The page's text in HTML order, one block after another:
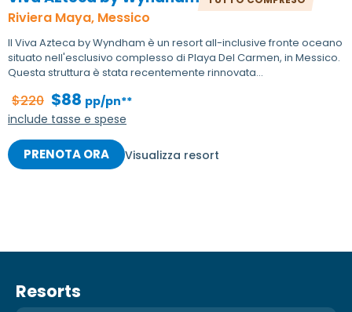
Riviera Maya, Messico
Il Viva Azteca by Wyndham è un resort all-inclusive fronte oceano
situato nell'esclusivo complesso di Playa Del Carmen, in Messico.
Questa struttura è stata recentemente rinnovata...
$220 $88 pp/pn**
include tasse e spese
PRENOTA ORA Visualizza resort
Resorts